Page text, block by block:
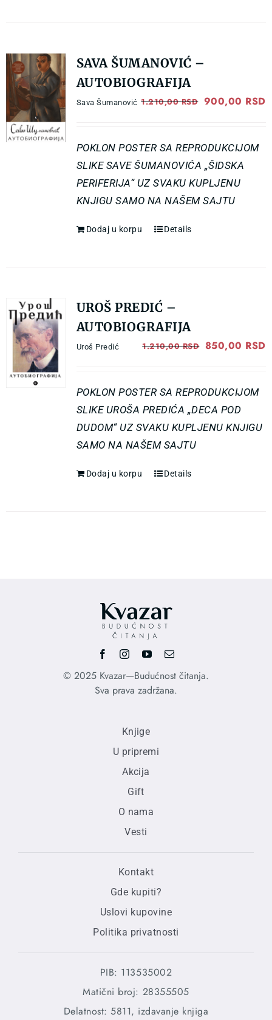
SAVA ŠUMANOVIĆ –
AUTOBIOGRAFIJA
Sava Šumanović 1.210,00RSD Original
1.210,00 RSD.
900,00 RSD
POKLON POSTER SA REPRODUKCIJOM
SLIKE SAVE ŠUMANOVIĆA „ŠIDSKA
PERIFERIJA“ UZ SVAKU KUPLJENU
KNJIGU SAMO NA NAŠEM SAJTU
Dodaj u korpu Details
UROŠ PREDIĆ –
AUTOBIOGRAFIJA
Uroš Predić 1.210,00RSD Original
1.210,00 RSD.
850,00 RSD
POKLON POSTER SA REPRODUKCIJOM
SLIKE UROŠA PREDIĆA „DECA POD
DUDOM“ UZ SVAKU KUPLJENU KNJIGU
SAMO NA NAŠEM SAJTU
Dodaj u korpu Details
© 2025 Kvazar—Budućnost čitanja.
Sva prava zadržana.
Knjige
U pripremi
Akcija
Gift
O nama
Vesti
Kontakt
Gde kupiti?
Uslovi kupovine
Politika privatnosti
PIB: 113535002
Matični broj: 28355505
Delatnost: 5811, izdavanje knjiga